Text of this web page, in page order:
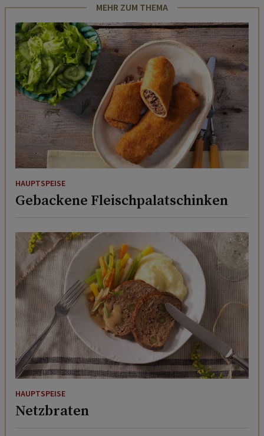
MEHR ZUM THEMA
HAUPTSPEISE
Gebackene Fleischpalatschinken
HAUPTSPEISE
Netzbraten